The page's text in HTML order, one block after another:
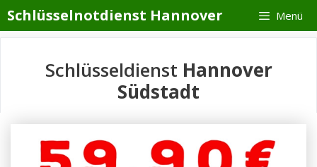
Zum
springen
Schlüsselnotdienst Hannover Menü
Schlüsseldienst Hannover
Südstadt